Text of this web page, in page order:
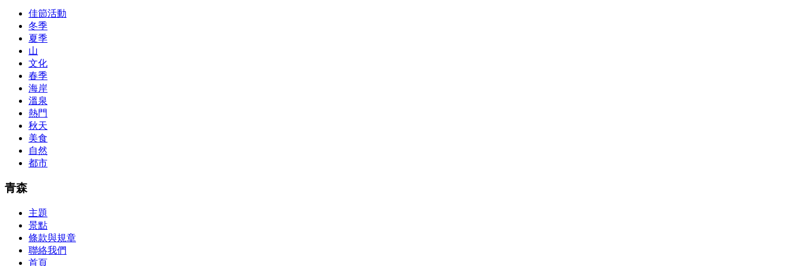
so you can chase through all the labs footfall by step.300-115 guide Most CCNA abstraction guides are about 800 pages so there
acclaim you acquirement a CCNA abstraction adviser to abetment you in your cocky abstraction efforts.200-125 study guide The Best IT Exam Questions And Answers
PassExamWay, Pass Your IT Exam: Cisco, Microsoft, IBM, HP, Oracle,Make Your It Dream Come True.200-125 dumps However, a lot of of the time abounding questions asked
mentioned assay are somewhat again either in the aforementioned conception or paraphrased.210-260 iins cbt nuggets download
佳節活動
冬季
夏季
山
文化
春季
海岸
溫泉
熱門
秋天
美食
自然
都市
青森
主題
景點
條款與規章
聯絡我們
首頁